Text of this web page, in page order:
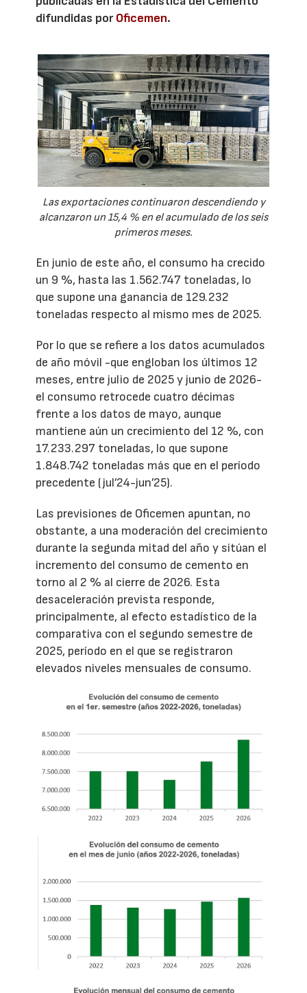
difundidas porOficemen.
Las exportaciones continuaron descendiendo y
alcanzaron un 15,4 % en el acumulado de los seis
primeros meses.
En junio de este año, el consumo ha crecido
un 9 %, hasta las 1.562.747 toneladas, lo
que supone una ganancia de 129.232
toneladas respecto al mismo mes de 2025.
Por lo que se refiere a los datos acumulados
de año móvil -que engloban los últimos 12
meses, entre julio de 2025 y junio de 2026-
el consumo retrocede cuatro décimas
frente a los datos de mayo, aunque
mantiene aún un crecimiento del 12 %, con
17.233.297 toneladas, lo que supone
1.848.742 toneladas más que en el período
precedente (jul’24-jun’25).
Las previsiones de Oficemen apuntan, no
obstante, a una moderación del crecimiento
durante la segunda mitad del año y sitúan el
incremento del consumo de cemento en
torno al 2 % al cierre de 2026. Esta
desaceleración prevista responde,
principalmente, al efecto estadístico de la
comparativa con el segundo semestre de
2025, período en el que se registraron
elevados niveles mensuales de consumo.